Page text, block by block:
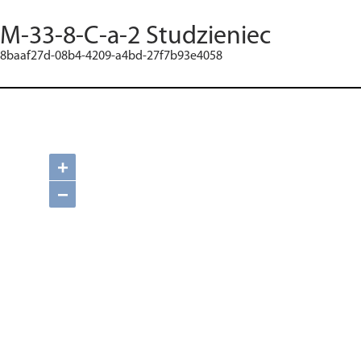
M-33-8-C-a-2 Studzieniec
8baaf27d-08b4-4209-a4bd-27f7b93e4058
+
−